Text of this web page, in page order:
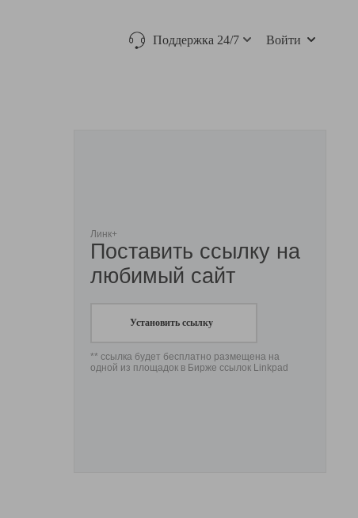
Поддержка 24/7 Войти
Линк+
Поставить ссылку на
любимый сайт
Установить ссылку
** ссылка будет бесплатно размещена на
одной из площадок в Бирже ссылок Linkpad